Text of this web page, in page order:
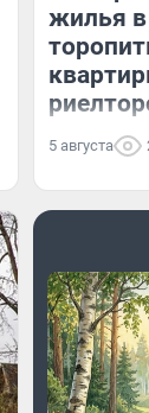
жилья в
5 августа